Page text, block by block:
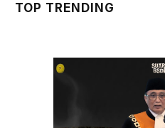
TOP TRENDING